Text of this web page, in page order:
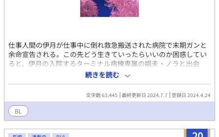
仕事人間の伊月が仕事中に倒れ救急搬送された病院で末期ガンと
余命宣告される。この先どう生きていったらいいのか困惑してい
ると、伊月の入院するターミナル病棟専属の娼夫・ノラと出会
い、２人の関係が動き始める。 ※重めの話です。 ※あくまで創
作です。医療内容はざっくりしてますのでご了承下さい。 ※月光
浴/柴田淳の楽曲で妄想させて頂いております。
続きを読む
文字数 63,445 最終更新日 2024.7.7 登録日 2024.4.24
BL